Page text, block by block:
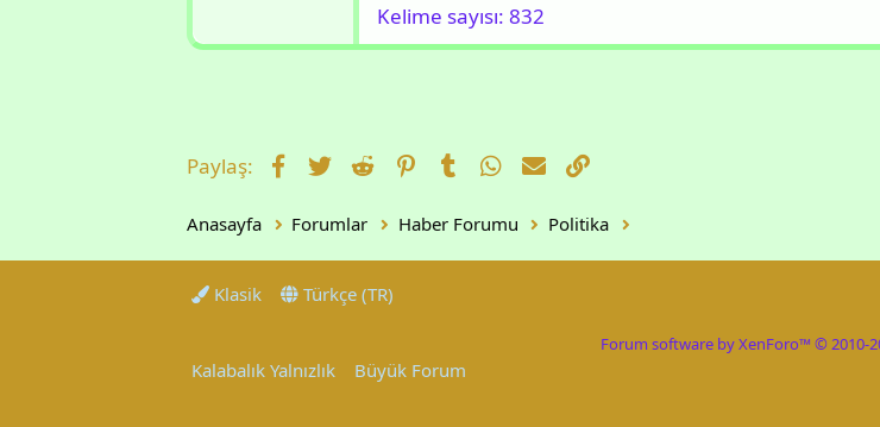
Kelime sayısı: 832
Paylaş: Facebook
TwitterReddit PinterestTumblrWhatsApp
E-postaLink
Anasayfa Forumlar Haber Forumu Politika
Klasik Türkçe (TR)
Forum software by XenForo™ © 2010-
Kalabalık Yalnızlık Büyük Forum